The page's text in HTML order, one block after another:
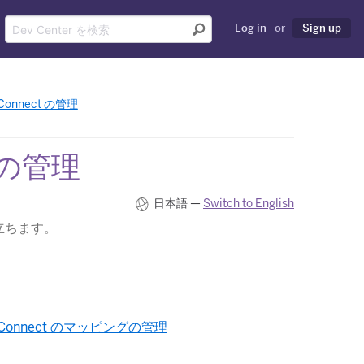
Log in or Sign up
の管理
管理
日本語 — Switch to English
ます。
のマッピングの管理